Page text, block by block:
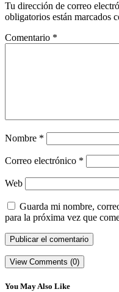
Tu dirección de correo
obligatorios están marcados
Comentario *
Nombre *
Correo electrónico *
Web
Guarda mi nombre,
para la próxima vez que
View Comments (0)
You May Also Like